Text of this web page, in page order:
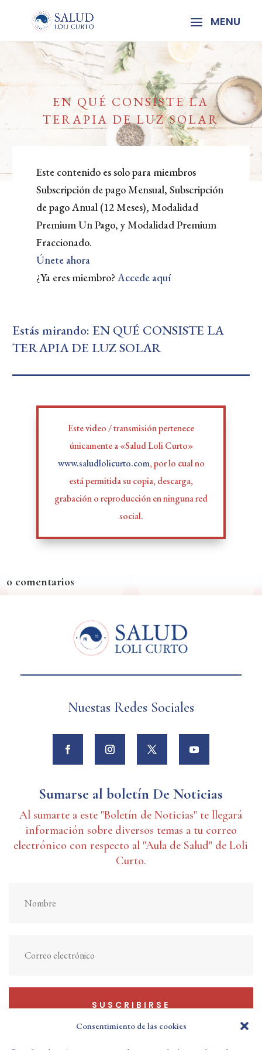
Consentimiento de las cookies
EN QUÉ CONSISTE LA
TERAPIA DE LUZ SOLAR
Este contenido es solo para miembros
Subscripción de pago Mensual, Subscripción
de pago Anual (12 Meses), Modalidad
Premium Un Pago, y Modalidad Premium
Fraccionado.
Únete ahora
¿Ya eres miembro? Accede aquí
Estás mirando: EN QUÉ CONSISTE LA
TERAPIA DE LUZ SOLAR
Este video / transmisión pertenece
únicamente a «Salud Loli Curto»
www.saludlolicurto.com, por lo cual no
está permitida su copia, descarga,
grabación o reproducción en ninguna red
social.
0 comentarios
Nuestas Redes Sociales
Sumarse al boletín De Noticias
Al sumarte a este "Boletín de Noticias" te llegará
información sobre diversos temas a tu correo
electrónico con respecto al "Aula de Salud" de Loli
Curto.
SUSCRIBIRSE